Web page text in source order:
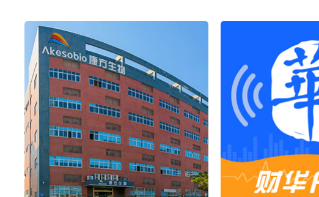
【异动股】港股涨幅榜前十，拿森科技(02261.HK)涨
神火股份：新疆神火铝水转化率已100%
【异动股】焦炭Ⅲ板块下挫，陕西黑猫(601015.CN)跌
浙江证监局对财通证券股份有限公司采取出具警示函措施
山金国际：港股上市工作正常推进中